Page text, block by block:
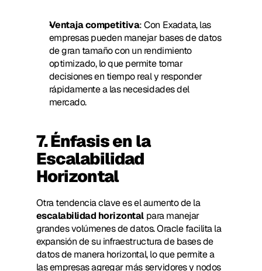
Ventaja competitiva: Con Exadata, las
empresas pueden manejar bases de datos
de gran tamaño con un rendimiento
optimizado, lo que permite tomar
decisiones en tiempo real y responder
rápidamente a las necesidades del
mercado.
7. Énfasis en la
Escalabilidad
Horizontal
Otra tendencia clave es el aumento de la
escalabilidad horizontal para manejar
grandes volúmenes de datos. Oracle facilita la
expansión de su infraestructura de bases de
datos de manera horizontal, lo que permite a
las empresas agregar más servidores y nodos